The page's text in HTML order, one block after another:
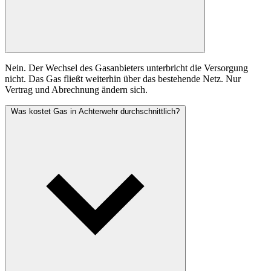
Nein. Der Wechsel des Gasanbieters unterbricht die Versorgung
nicht. Das Gas fließt weiterhin über das bestehende Netz. Nur
Vertrag und Abrechnung ändern sich.
Was kostet Gas in Achterwehr durchschnittlich?